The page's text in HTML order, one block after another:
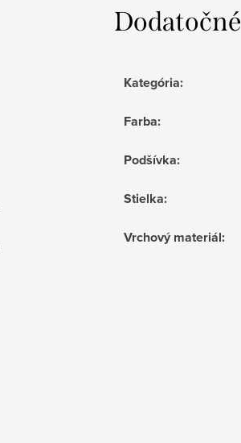
Kategória:
Farba:
Podšívka:
Stielka:
Vrchový materiál: